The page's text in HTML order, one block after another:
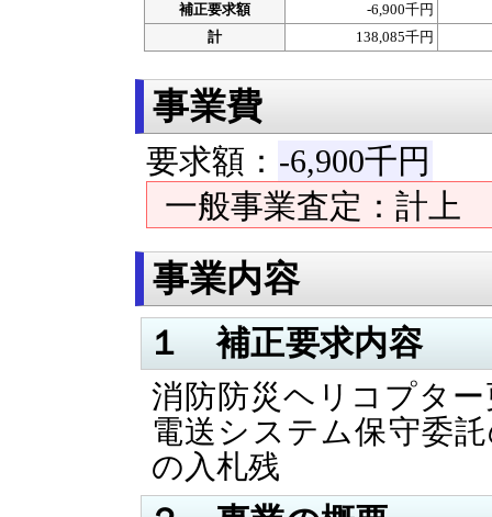
補正要求額
-6,900千円
計
138,085千円
事業費
要求額： -6,900千円
一般事業査定：計
事業内容
１ 補正要求内容
消防防災ヘリコプタ
電送システム保守委
の入札残